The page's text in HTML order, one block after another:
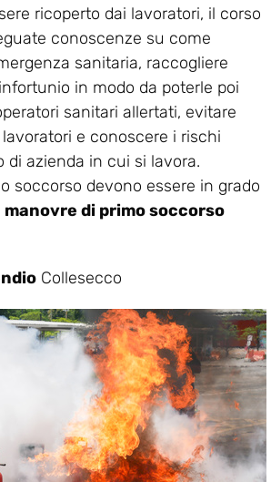
ricoperto dai lavoratori, il corso
conoscenze su come
sanitaria, raccogliere
in modo da poterle poi
sanitari allertati, evitare
e conoscere i rischi
di azienda in cui si lavora.
soccorso devono essere in grado
manovre di primo soccorso
Collesecco